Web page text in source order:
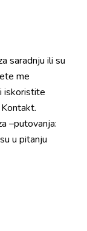
saradnju ili su
me
iskoristite
–putovanja:
u pitanju